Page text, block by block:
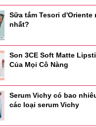
Sữa tắm Tesori d'Oriente
nhất?
Son 3CE Soft Matte
Của Mọi Cô Nàng
Serum Vichy có bao
các loại serum Vichy